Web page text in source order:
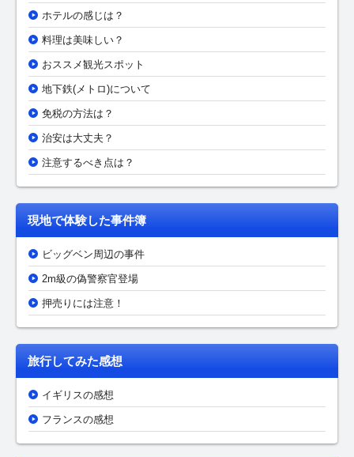
ホテルの感じは？
料理は美味しい？
おススメ観光スポット
地下鉄(メトロ)について
免税の方法は？
治安は大丈夫？
注意するべき点は？
現地で体験した事件簿
ビッグベン周辺の事件
2m級の偽警察官登場
押売りには注意！
旅行してみた感想
イギリスの感想
フランスの感想